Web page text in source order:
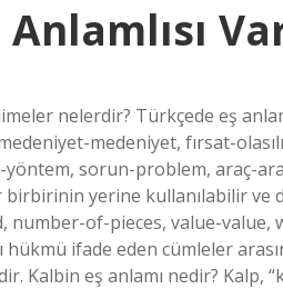
nelerdir? Türkçede eş
medeniyet-medeniyet, fırsat-
yöntem, sorun-problem, araç-
birbirinin yerine kullanılabilir ve
number-of-pieces, value-value,
hükmü ifade eden cümleler
Kalbin eş anlamı nedir? Kalp,